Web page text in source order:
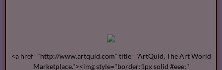
<a href="http://www.artquid.com" title="ArtQuid, The Art World
Marketplace."><img style="border:1px solid #eee;"